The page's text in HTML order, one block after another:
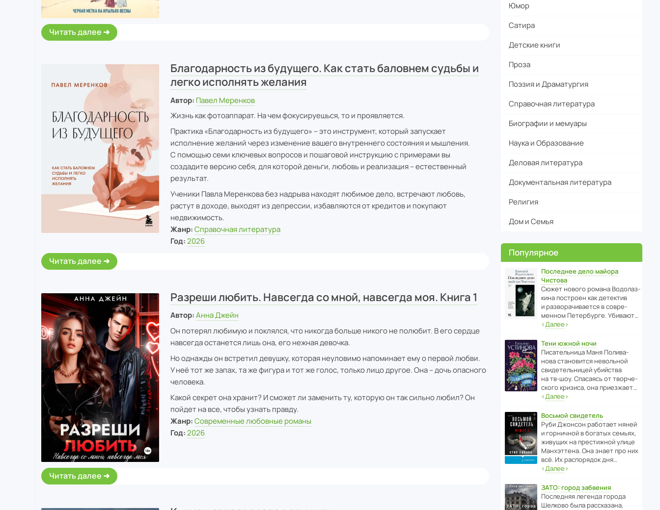
Читать далее
Благодарность из будущего. Как стать баловнем судьбы и
легко исполнять желания
Автор: Павел Меренков
Жизнь как фотоаппарат. На чем фокусируешься, то и проявляется.
Практика «Благодарность из будущего» – это инструмент, который запускает
исполнение желаний через изменение вашего внутреннего состояния и мышления.
С помощью семи ключевых вопросов и пошаговой инструкцию с примерами вы
создадите версию себя, для которой деньги, любовь и реализация – естественный
результат.
Ученики Павла Меренкова без надрыва находят любимое дело, встречают любовь,
растут в доходе, выходят из депрессии, избавляются от кредитов и покупают
недвижимость.
Жанр: Справочная литература
Год: 2026
Читать далее
Разреши любить. Навсегда со мной, навсегда моя. Книга 1
Автор: Анна Джейн
Он потерял любимую и поклялся, что никогда больше никого не полюбит. В его сердце
навсегда останется лишь она, его нежная девочка.
Но однажды он встретил девушку, которая неуловимо напоминает ему о первой любви.
У неё тот же запах, та же фигура и тот же голос, только лицо другое. Она – дочь опасного
человека.
Какой секрет она хранит? И сможет ли заменить ту, которую он так сильно любил? Он
пойдет на все, чтобы узнать правду.
Жанр: Современные любовные романы
Год: 2026
Читать далее
Юмор
Сатира
Детские книги
Проза
Поэзия и Драматургия
Справочная литература
Биографии и мемуары
Наука и Образование
Деловая литература
Документальная литература
Религия
Дом и Семья
Популярное
Последнее дело майора
Чистова
Сюжет нового романа Водо­ла­з­
кина пост­роен как дете­ктив
и разво­ра­чи­ва­ется в совре­
менном Пете­р­бурге. Убивают…
‹Далее›
Тени южной ночи
Писа­тель­ница Маня Поли­ва­
нова стано­вится невольной
свиде­тель­ницей убийства
на тв-шоу. Спасаясь от твор­че­
с­кого кризиса, она приезжает…
‹Далее›
Восьмой свидетель
Руби Джонсон рабо­тает няней
и горни­чной в богатых семьях,
живущих на прес­ти­жной улице
Манх­эт­тена. Она знает про них
всё. Их распо­рядок дня…
‹Далее›
ЗАТО: город забвения
После­дняя легенда города
Шелково была расска­зана,